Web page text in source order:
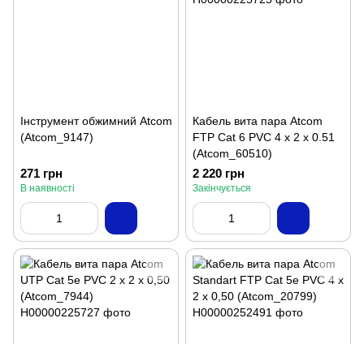
Інструмент обжимний Atcom
(Atcom_9147)
271 грн
В наявності
Кабель вита пара Atcom
FTP Cat 6 PVC 4 х 2 х 0.51
(Atcom_60510)
2 220 грн
Закінчується